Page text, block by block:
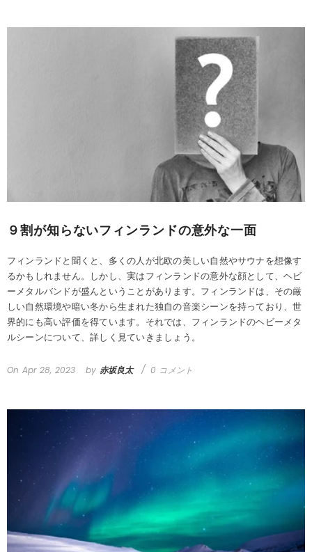
９割が知らないフィンランドの意外な一面
フィンランドと聞くと、多くの人が北欧の美しい自然やサウナを想像す
るかもしれません。しかし、実はフィンランドの意外な顔として、ヘビ
ーメタルバンドが盛んということがあります。フィンランドは、その厳
しい自然環境や暗い冬から生まれた独自の音楽シーンを持っており、世
界的にも高い評価を得ています。それでは、フィンランドのヘビーメタ
ルシーンについて、詳しく見ていきましょう。
On Apr 28, 2023 by 赤坂良太 0 コメント